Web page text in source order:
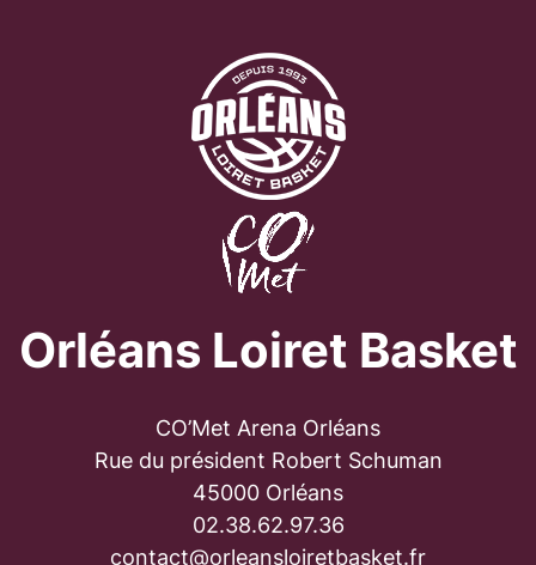
Orléans Loiret Basket
CO’Met Arena Orléans
Rue du président Robert Schuman
45000 Orléans
02.38.62.97.36
contact@orleansloiretbasket.fr